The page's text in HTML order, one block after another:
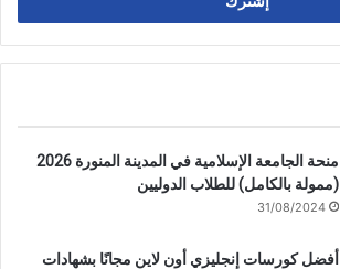
منحة الجامعة الإسلامية في المدينة المنورة 2026
(ممولة بالكامل) للطلاب الدوليين
31/08/2024
أفضل كورسات إنجليزي أون لاين مجانًا بشهادات